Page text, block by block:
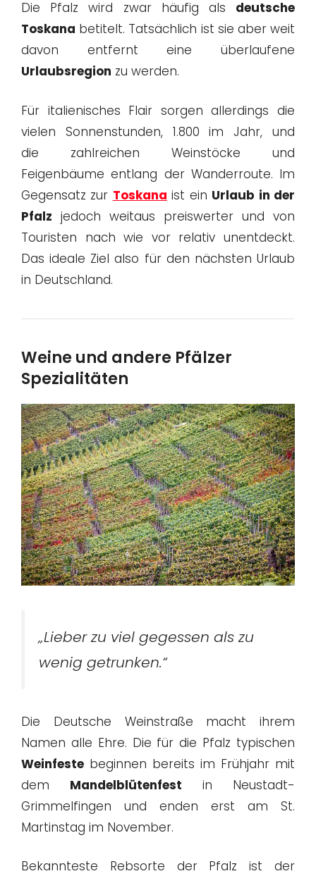
Die Pfalz wird zwar häufig als deutsche
Toskana betitelt. Tatsächlich ist sie aber weit
davon entfernt eine überlaufene
Urlaubsregion zu werden.
Für italienisches Flair sorgen allerdings die
vielen Sonnenstunden, 1.800 im Jahr, und
die zahlreichen Weinstöcke und
Feigenbäume entlang der Wanderroute. Im
Gegensatz zur Toskana ist ein Urlaub in der
Pfalz jedoch weitaus preiswerter und von
Touristen nach wie vor relativ unentdeckt.
Das ideale Ziel also für den nächsten Urlaub
in Deutschland.
Weine und andere Pfälzer
Spezialitäten
„Lieber zu viel gegessen als zu
wenig getrunken.“
Die Deutsche Weinstraße macht ihrem
Namen alle Ehre. Die für die Pfalz typischen
Weinfeste beginnen bereits im Frühjahr mit
dem Mandelblütenfest in Neustadt-
Grimmelfingen und enden erst am St.
Martinstag im November.
Bekannteste Rebsorte der Pfalz ist der